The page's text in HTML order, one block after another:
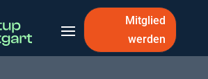
Mitglied
werden